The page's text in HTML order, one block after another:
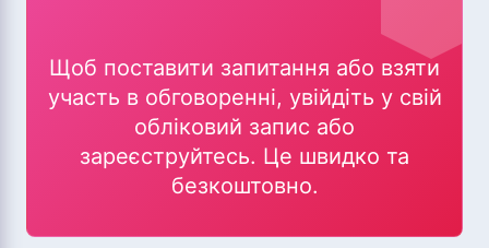
Щоб поставити запитання або взяти
участь в обговоренні, увійдіть у свій
обліковий запис або
зареєструйтесь. Це швидко та
безкоштовно.